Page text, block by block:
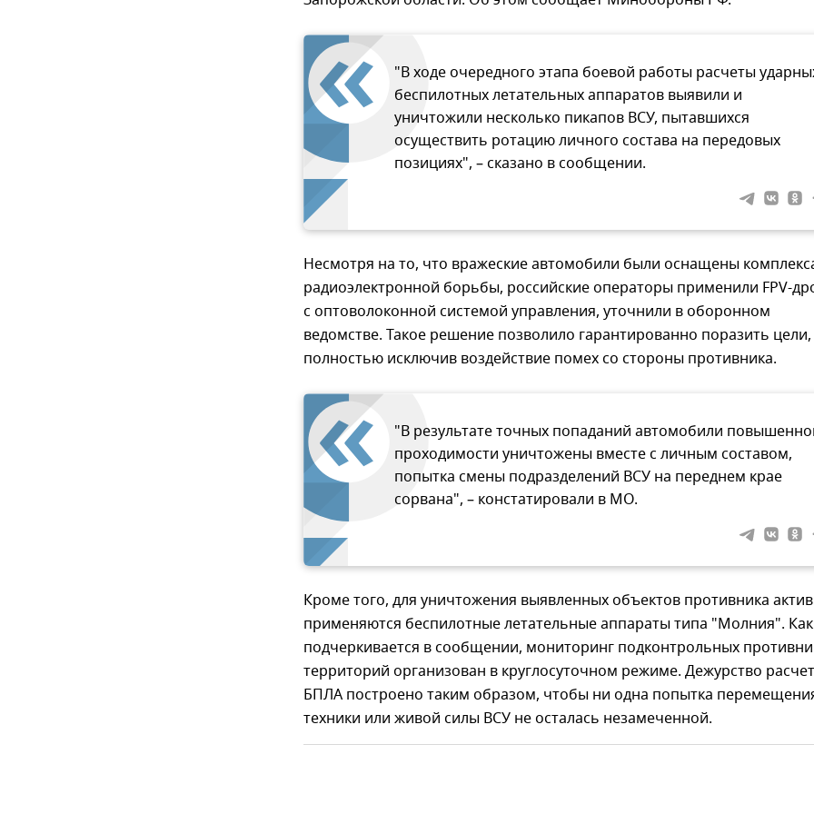
"В ходе очередного этапа боевой работы расчеты
беспилотных летательных аппаратов выявили и
уничтожили несколько пикапов ВСУ, пытавшихся
осуществить ротацию личного состава на передовых
позициях", – сказано в сообщении.
Несмотря на то, что вражеские автомобили были оснащены
радиоэлектронной борьбы, российские операторы применили FPV-
с оптоволоконной системой управления, уточнили в оборонном
ведомстве. Такое решение позволило гарантированно поразить цели,
полностью исключив воздействие помех со стороны противника.
"В результате точных попаданий автомобили
проходимости уничтожены вместе с личным составом,
попытка смены подразделений ВСУ на переднем крае
сорвана", – констатировали в МО.
Кроме того, для уничтожения выявленных объектов противника
применяются беспилотные летательные аппараты типа "Молния". Как
подчеркивается в сообщении, мониторинг подконтрольных
территорий организован в круглосуточном режиме. Дежурство
БПЛА построено таким образом, чтобы ни одна попытка
техники или живой силы ВСУ не осталась незамеченной.